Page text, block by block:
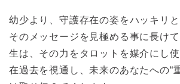
幼少より、守護存在の姿をハッキリと
そのメッセージを見極める事に長け
生は、その力をタロットを媒介にし
在過去を視通し、未来のあなたへの“